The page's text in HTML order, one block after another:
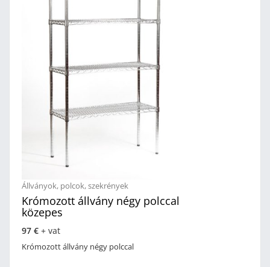
Állványok, polcok, szekrények
Krómozott állvány négy polccal
közepes
97 € + vat
Krómozott állvány négy polccal